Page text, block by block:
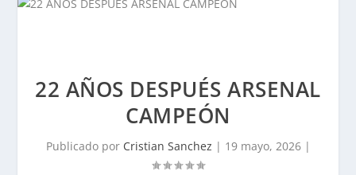
22 AÑOS DESPUÉS ARSENAL
CAMPEÓN
Publicado por Cristian Sanchez | 19 mayo, 2026|